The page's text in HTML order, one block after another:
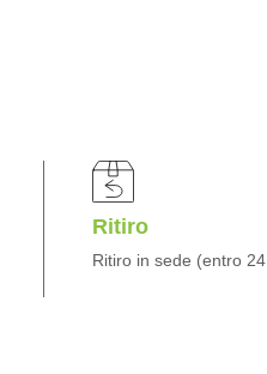
Ritiro
Ritiro in sede (entro